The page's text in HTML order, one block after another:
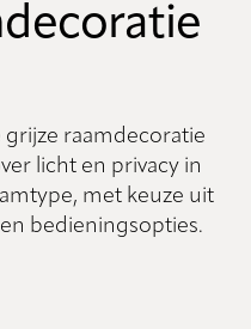
raamdecoratie
licht en privacy in
met keuze uit
bedieningsopties.